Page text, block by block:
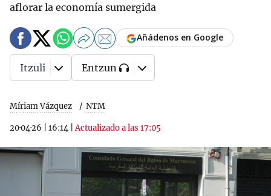
aflorar la economía sumergida
Míriam Vázquez NTM
20·04·26 16:14 |Actualizado a las 17:05
Añádenos en Google
Itzuli Entzun